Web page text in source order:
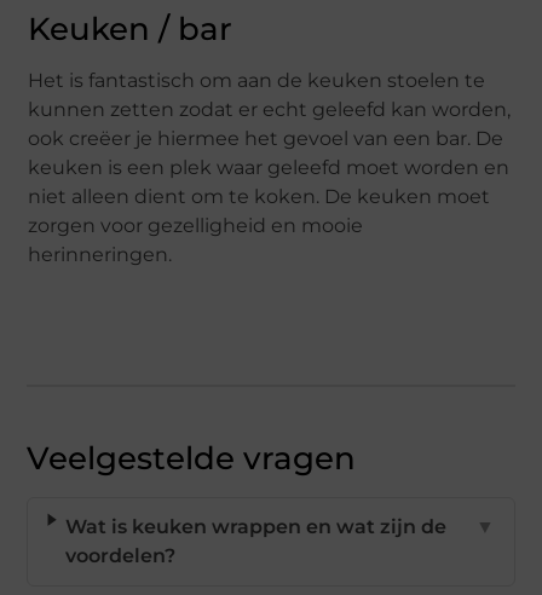
Keuken / bar
Het is fantastisch om aan de keuken stoelen te
kunnen zetten zodat er echt geleefd kan worden,
ook creëer je hiermee het gevoel van een bar. De
keuken is een plek waar geleefd moet worden en
niet alleen dient om te koken. De keuken moet
zorgen voor gezelligheid en mooie
herinneringen.
Veelgestelde vragen
Wat is keuken wrappen en wat zijn de
voordelen?
▼